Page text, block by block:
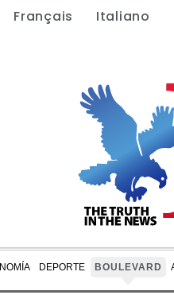
Français Italiano
DEPORTE BOULEVARD